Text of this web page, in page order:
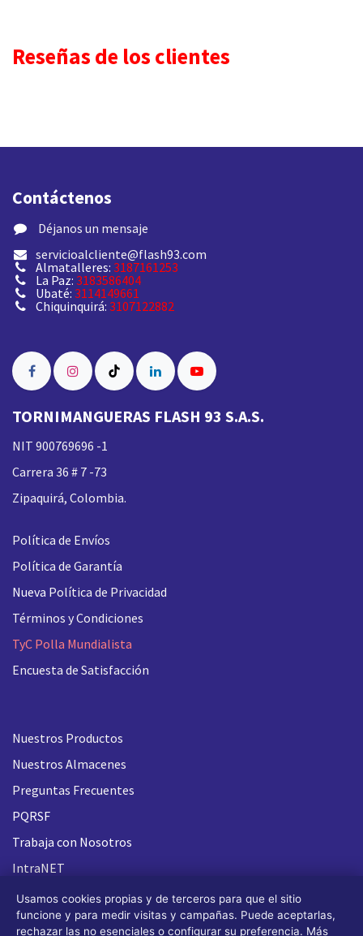
Reseñas de los clientes
Contáctenos
​ Déjanos un mensaje
servicioalcliente@flash93.com
Almatalleres: 3187161253
La Paz: 3183586404
Ubaté: 3114149661
Chiquinquirá: 3107122882
TORNIMANGUERAS FLASH 93 S.A.S.
NIT 900769696 -1
Carrera 36 # 7 -73
Zipaquirá, Colombia.
Política de Envíos
Política de Garantía
Nueva Política de Privacidad
Términos y Condiciones
TyC Polla Mundialista
Encuesta de Satisfacción
Nuestros Productos
Nuestros Almacenes
Preguntas Frecuentes
PQRSF
Trabaja con Nosotros
IntraNET
Usamos cookies propias y de terceros para que el sitio
funcione y para medir visitas y campañas. Puede aceptarlas,
rechazar las no esenciales o configurar su preferencia. Más